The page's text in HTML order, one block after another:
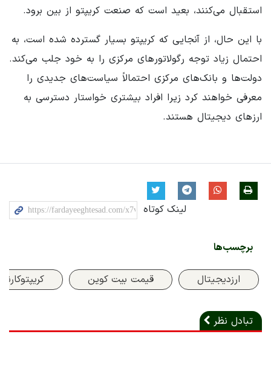
استقبال می‌کنند، بعید است که صنعت کریپتو از بین برود.
با این حال، از آنجایی که کریپتو بسیار گسترده شده است، به
احتمال زیاد توجه رگولاتورهای مرکزی را به خود جلب می‌کند.
دولت‌ها و بانک‌های مرکزی احتمالاً سیاست‌های جدیدی را
معرفی خواهند کرد زیرا افراد بیشتری خواستار دسترسی به
ارزهای دیجیتال هستند.
لینک کوتاه
برچسب‌ها
ارزدیجیتال قیمت بیت کوین
تبادل نظر